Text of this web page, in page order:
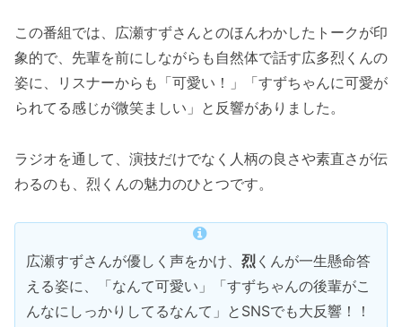
この番組では、広瀬すずさんとのほんわかしたトークが印
象的で、先輩を前にしながらも自然体で話す広多烈くんの
姿に、リスナーからも「可愛い！」「すずちゃんに可愛が
られてる感じが微笑ましい」と反響がありました。
ラジオを通して、演技だけでなく人柄の良さや素直さが伝
わるのも、烈くんの魅力のひとつです。
広瀬すずさんが優しく声をかけ、 烈 くんが一生懸命答
える姿に、「なんて可愛い」「すずちゃんの後輩がこ
んなにしっかりしてるなんて」とSNSでも大反響！！